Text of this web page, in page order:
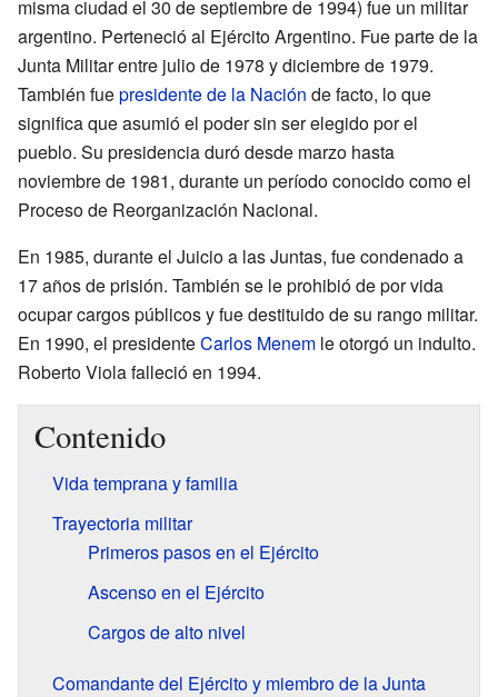
misma ciudad el 30 de septiembre de 1994) fue un militar
argentino. Perteneció al Ejército Argentino. Fue parte de la
Junta Militar entre julio de 1978 y diciembre de 1979.
También fuepresidente de la Nación de facto, lo que
significa que asumió el poder sin ser elegido por el
pueblo. Su presidencia duró desde marzo hasta
noviembre de 1981, durante un período conocido como el
Proceso de Reorganización Nacional.
En 1985, durante el Juicio a las Juntas, fue condenado a
17 años de prisión. También se le prohibió de por vida
ocupar cargos públicos y fue destituido de su rango militar.
En 1990, el presidenteCarlos Menem le otorgó un indulto.
Roberto Viola falleció en 1994.
Contenido
Vida temprana y familia
Trayectoria militar
Primeros pasos en el Ejército
Ascenso en el Ejército
Cargos de alto nivel
Comandante del Ejército y miembro de la Junta